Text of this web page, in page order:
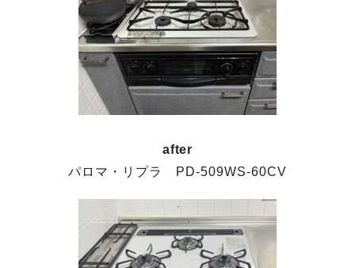
after
パロマ・リプラ PD-509WS-60CV